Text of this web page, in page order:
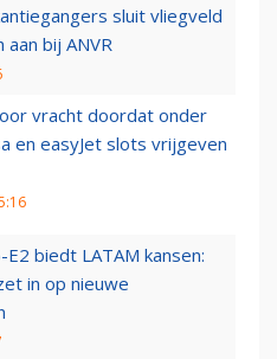
sluit vliegveld
aan bij ANVR
vracht doordat onder
en easyJet slots vrijgeven
biedt LATAM kansen:
in op nieuwe